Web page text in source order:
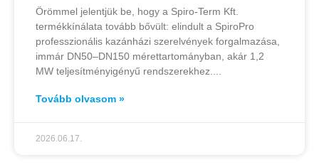
Örömmel jelentjük be, hogy a Spiro-Term Kft.
termékkínálata tovább bővült: elindult a SpiroPro
professzionális kazánházi szerelvények forgalmazása,
immár DN50–DN150 mérettartományban, akár 1,2
MW teljesítményigényű rendszerekhez.
Tovább olvasom »
2026.06.17.